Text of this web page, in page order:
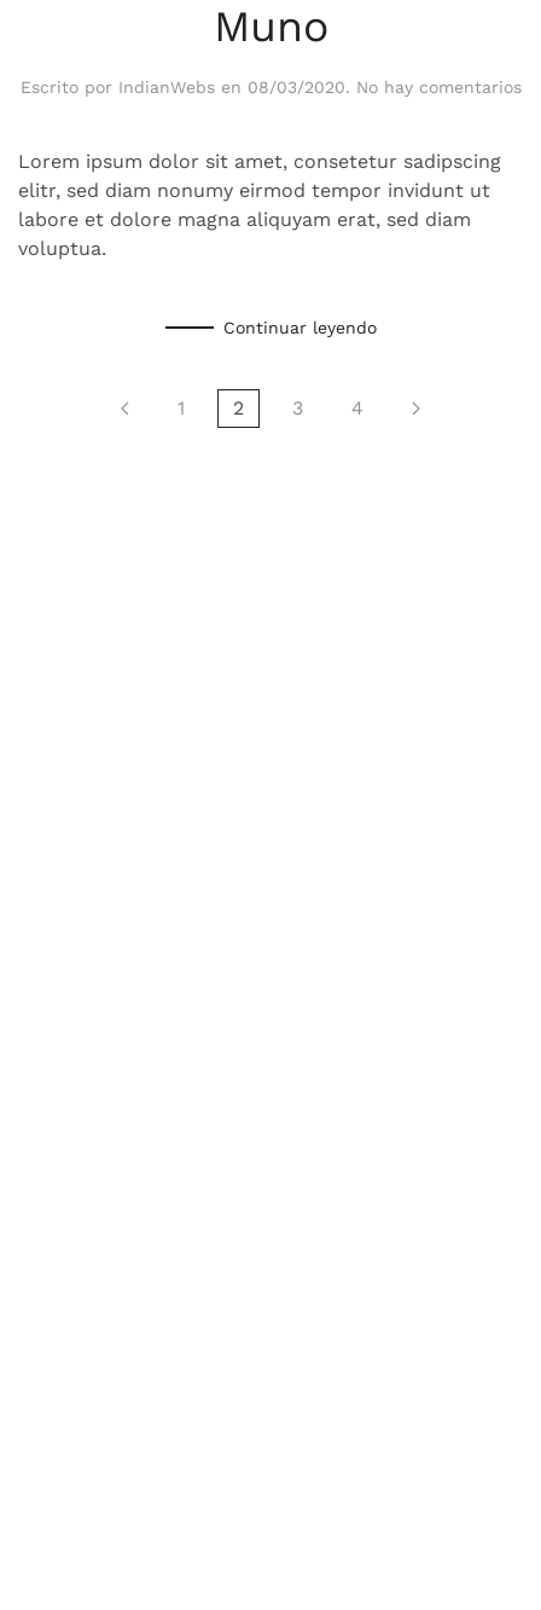
Muno
Escrito por IndianWebsen 08/03/2020. No hay comentariosen
Lorem ipsum dolor sit amet, consetetur sadipscing
elitr, sed diam nonumy eirmod tempor invidunt ut
labore et dolore magna aliquyam erat, sed diam
voluptua.
Continuar leyendo
1 2 3 4